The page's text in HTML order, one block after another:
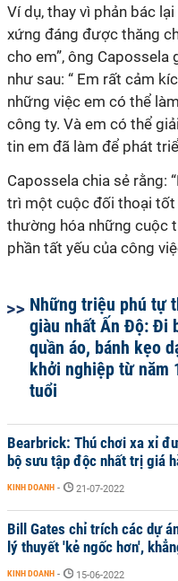
Ví dụ, thay vì phản bác
xứng đáng được thăng
cho em”, ông
như sau: “ Em rất cảm
những việc em có thể
công ty. Và em có thể
tin em đã làm để phát
Capossela chia sẻ rằng:
trì một cuộc đối thoại tốt
thường hóa những cuộc
phần tất yếu của công
Những triệu phú tự
giàu nhất Ấn Độ: Đi
quần áo, bánh kẹo
khởi nghiệp từ năm
tuổi
Bearbrick: Thú chơi xa xỉ
bộ sưu tập độc nhất trị giá
KINH DOANH - 21-07-2022
Bill Gates chỉ trích các dự
lý thuyết 'kẻ ngốc hơn',
KINH DOANH - 15-06-2022